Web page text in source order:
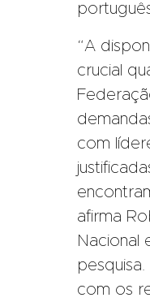
“A
crucial
com
afirma
Nacional
com os